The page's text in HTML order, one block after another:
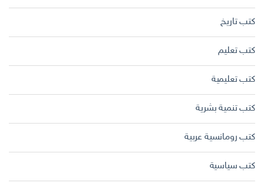
كتب تاريخ
كتب تعليم
كتب تعليمية
كتب تنمية بشرية
كتب رومانسية عربية
كتب سياسية